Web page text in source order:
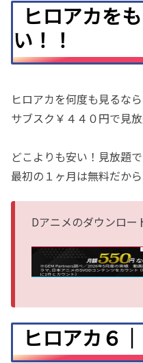
ヒロアカを
い！！
ヒロアカを何度も見るなら
サブスク￥４４０円で見
どこよりも安い！見放題
最初の１ヶ月は無料だか
Dアニメのダウンロー
ヒロアカ６